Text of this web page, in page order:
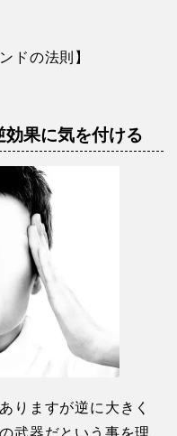
果に気を付ける
りますが逆に大きく
武器だという事を理